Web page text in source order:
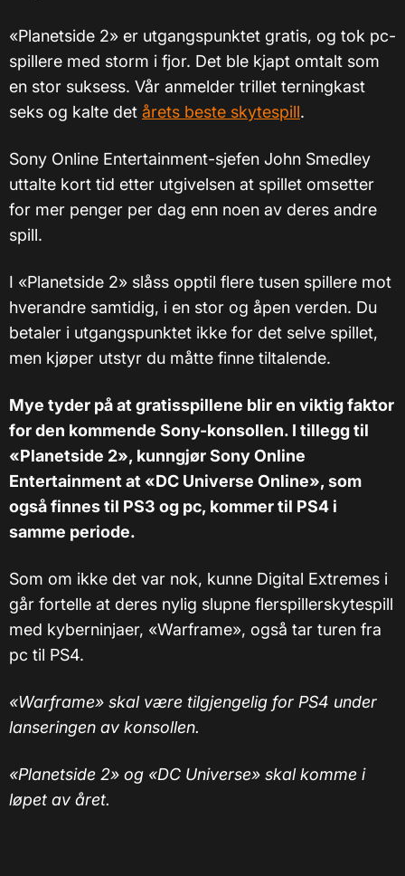
«Planetside 2» er utgangspunktet gratis, og tok pc-
spillere med storm i fjor. Det ble kjapt omtalt som
en stor suksess. Vår anmelder trillet terningkast
seks og kalte det årets beste skytespill.
Sony Online Entertainment-sjefen John Smedley
uttalte kort tid etter utgivelsen at spillet omsetter
for mer penger per dag enn noen av deres andre
spill.
I «Planetside 2» slåss opptil flere tusen spillere mot
hverandre samtidig, i en stor og åpen verden. Du
betaler i utgangspunktet ikke for det selve spillet,
men kjøper utstyr du måtte finne tiltalende.
Mye tyder på at gratisspillene blir en viktig faktor
for den kommende Sony-konsollen. I tillegg til
«Planetside 2», kunngjør Sony Online
Entertainment at «DC Universe Online», som
også finnes til PS3 og pc, kommer til PS4 i
samme periode.
Som om ikke det var nok, kunne Digital Extremes i
går fortelle at deres nylig slupne flerspillerskytespill
med kyberninjaer, «Warframe», også tar turen fra
pc til PS4.
«Warframe» skal være tilgjengelig for PS4 under
lanseringen av konsollen.
«Planetside 2» og «DC Universe» skal komme i
løpet av året.